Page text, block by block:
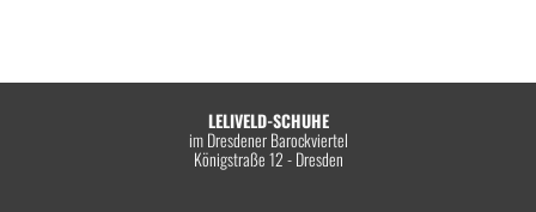
LELIVELD-SCHUHE
im Dresdener Barockviertel
Königstraße 12 - Dresden